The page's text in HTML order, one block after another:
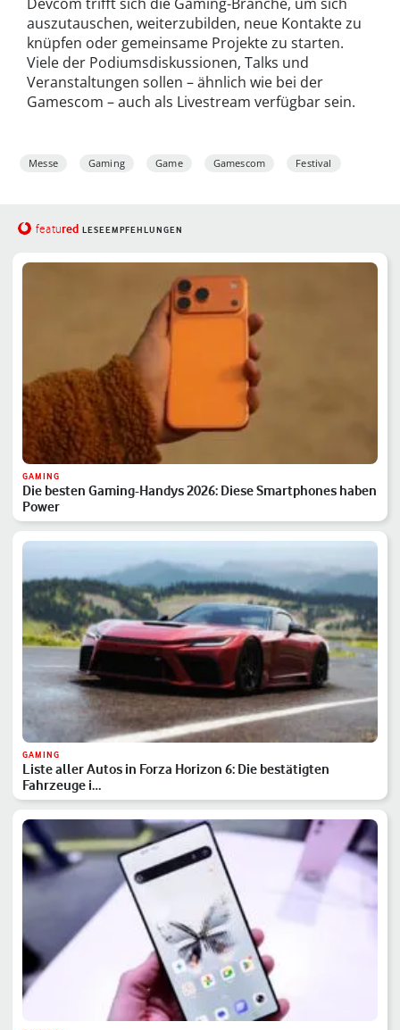
auszutauschen, weiterzubilden, neue Kontakte zu
knüpfen oder gemeinsame Projekte zu starten.
Viele der Podiumsdiskussionen, Talks und
Veranstaltungen sollen – ähnlich wie bei der
Gamescom – auch als Livestream verfügbar sein.
Messe Gaming Game Gamescom Festival
featured LESEEMPFEHLUNGEN
GAMING
Die besten Gaming-Handys 2026: Diese Smartphones haben
Power
GAMING
Liste aller Autos in Forza Horizon 6: Die bestätigten
Fahrzeuge i…